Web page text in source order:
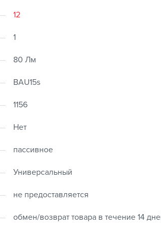
12
1
80 Лм
BAU15s
1156
Нет
пассивное
Универсальный
не предоставляется
обмен/возврат товара в течение 14